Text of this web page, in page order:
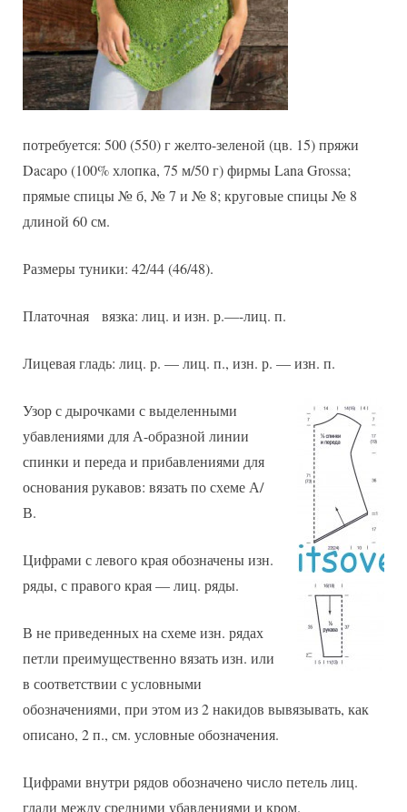
потребуется: 500 (550) г желто-зеленой (цв. 15) пряжи
Dacapo (100% хлопка, 75 м/50 г) фирмы Lana Grossa;
прямые спицы № б, № 7 и № 8; круговые спицы № 8
длиной 60 см.
Размеры туники: 42/44 (46/48).
Платочная вязка: лиц. и изн. р.—-лиц. п.
Лицевая гладь: лиц. р. — лиц. п., изн. р. — изн. п.
Узор с дырочками с выделенными
убавлениями для А-образной линии
спинки и переда и прибавлениями для
основания рукавов: вязать по схеме А/
В.
Цифрами с левого края обозначены изн.
ряды, с правого края — лиц. ряды.
В не приведенных на схеме изн. рядах
петли преимущественно вязать изн. или
в соответствии с условными
обозначениями, при этом из 2 накидов вывязывать, как
описано, 2 п., см. условные обозначения.
Цифрами внутри рядов обозначено число петель лиц.
глади между средними убавлениями и кром.